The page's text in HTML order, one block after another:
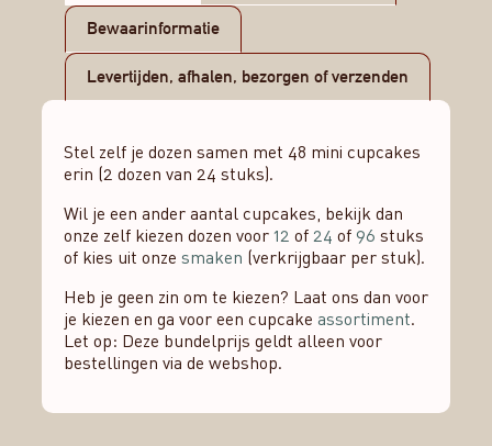
Bewaarinformatie
Levertijden, afhalen, bezorgen of verzenden
Stel zelf je dozen samen met 48 mini cupcakes
erin (2 dozen van 24 stuks).
Wil je een ander aantal cupcakes, bekijk dan
onze zelf kiezen dozen voor 12 of 24 of 96 stuks
of kies uit onze smaken (verkrijgbaar per stuk).
Heb je geen zin om te kiezen? Laat ons dan voor
je kiezen en ga voor een cupcake assortiment.
Let op: Deze bundelprijs geldt alleen voor
bestellingen via de webshop.